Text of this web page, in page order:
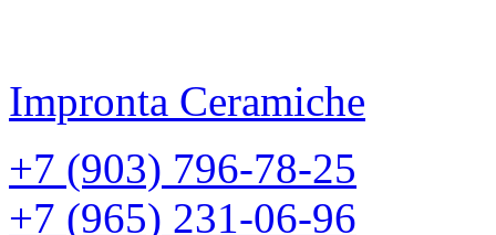
Impronta Ceramiche
+7 (903) 796-78-25
+7 (965) 231-06-96